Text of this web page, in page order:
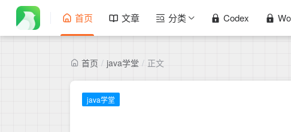
首页 文章 分类 Codex
首页 / java学堂 / 正文
java学堂